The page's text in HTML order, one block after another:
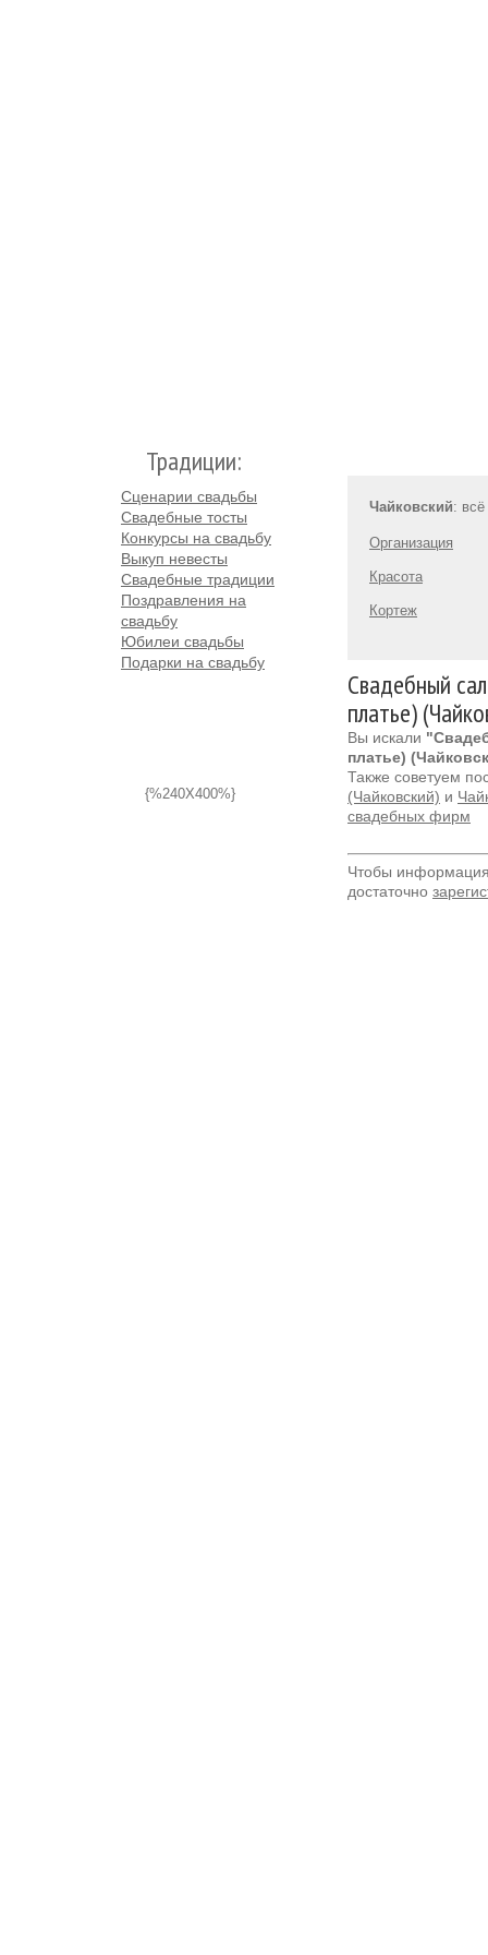
Традиции:
Сценарии свадьбы
Свадебные тосты
Конкурсы на свадьбу
Выкуп невесты
Свадебные традиции
Поздравления на
свадьбу
Юбилеи свадьбы
Подарки на свадьбу
{%240X400%}
Чайковский:
Организация
Красота
Кортеж
Свадебный
платье)
Вы искали
платье)
Также советуем
(Чайковский) и
свадебных фирм
Чтобы
достаточно